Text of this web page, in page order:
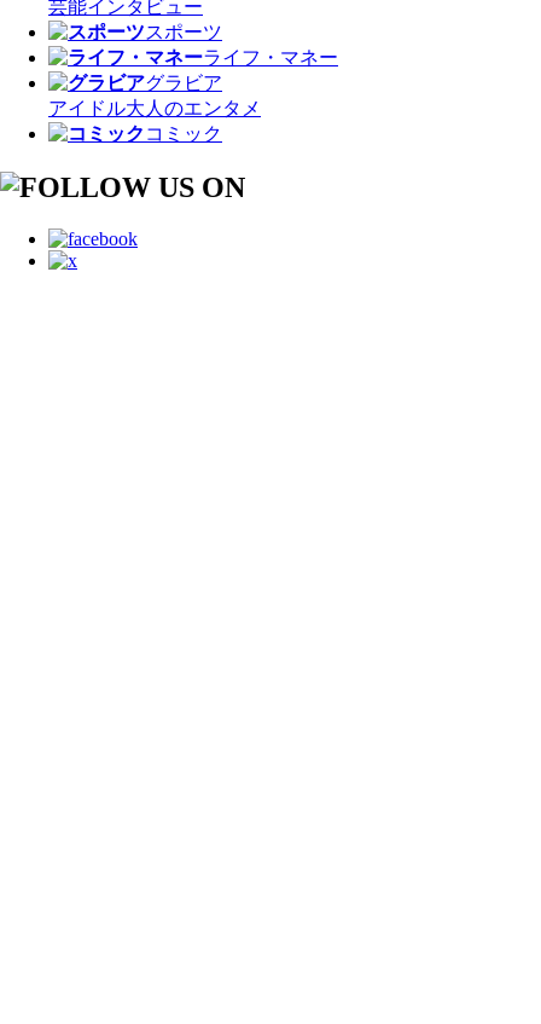
芸能インタビュー
スポーツ
ライフ・マネー
グラビア
アイドル大人のエンタメ
コミック